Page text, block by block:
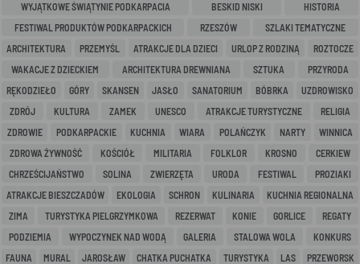
WYJĄTKOWE ŚWIĄTYNIE PODKARPACIA
BESKID NISKI
HISTORIA
FESTIWAL PRODUKTÓW PODKARPACKICH
RZESZÓW
SZLAKI TEMATYCZNE
ARCHITEKTURA
PRZEMYŚL ATRAKCJE DLA DZIECI URLOP Z RODZINĄ
ROZTOCZE
WAKACJE Z DZIECKIEM
ARCHITEKTURA DREWNIANA SZTUKA
PRZYRODA
RĘKODZIEŁO
GÓRY SKANSEN JASŁO SANATORIUM BÓBRKA
UZDROWISKO
ZDRÓJ
KULTURA ZAMEK UNESCO ATRAKCJE TURYSTYCZNE
RELIGIA
ZDROWIE
PODKARPACKIE KUCHNIA WIARA POLAŃCZYK NARTY
WINNICA
ZDROWA ŻYWNOŚĆ
KOŚCIÓŁ MILITARIA FOLKLOR KROSNO
CERKIEW
CHRZEŚCIJAŃSTWO
SOLINA ZWIERZĘTA URODA FESTIWAL
PROZIAKI
ATRAKCJE BIESZCZADÓW
EKOLOGIA SCHRON KULINARIA
KUCHNIA REGIONALNA
ZIMA
TURYSTYKA PIELGRZYMKOWA REZERWAT KONIE GORLICE
REGATY
PODZIEMIA
WYPOCZYNEK NAD WODĄ GALERIA STALOWA WOLA
KONKURS
FAUNA
MURAL JAROSŁAW CHATKA PUCHATKA TURYSTYKA LAS
PRZEWORSK